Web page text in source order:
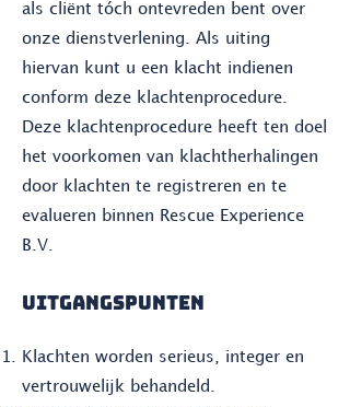
als cliënt tóch ontevreden bent over
onze dienstverlening. Als uiting
hiervan kunt u een klacht indienen
conform deze klachtenprocedure.
Deze klachtenprocedure heeft ten doel
het voorkomen van klachtherhalingen
door klachten te registreren en te
evalueren binnen Rescue Experience
B.V.
uitgangspunten
Klachten worden serieus, integer en
vertrouwelijk behandeld.